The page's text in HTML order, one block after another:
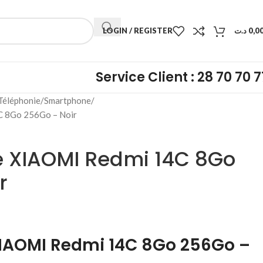
LOGIN / REGISTER د.ت
Service Client : 28 70 70
Smartphone
8Go 256Go – Noir
Redmi 14C 8Go
Redmi 14C 8Go 256Go –